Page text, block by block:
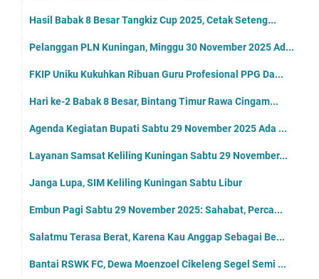
Hasil Babak 8 Besar Tangkiz Cup 2025, Cetak Seteng...
Pelanggan PLN Kuningan, Minggu 30 November 2025 Ad...
FKIP Uniku Kukuhkan Ribuan Guru Profesional PPG Da...
Hari ke-2 Babak 8 Besar, Bintang Timur Rawa Cingam...
Agenda Kegiatan Bupati Sabtu 29 November 2025 Ada ...
Layanan Samsat Keliling Kuningan Sabtu 29 November...
Janga Lupa, SIM Keliling Kuningan Sabtu Libur
Embun Pagi Sabtu 29 November 2025: Sahabat, Perca...
Salatmu Terasa Berat, Karena Kau Anggap Sebagai Be...
Bantai RSWK FC, Dewa Moenzoel Cikeleng Segel Semi ...